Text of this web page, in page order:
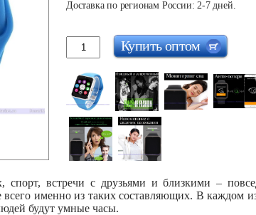
Доставка по регионам России: 2-7 дней.
Купить оптом
спорт, встречи с друзьями и близкими –
всего именно из таких составляющих. В каждом
будут умные часы.